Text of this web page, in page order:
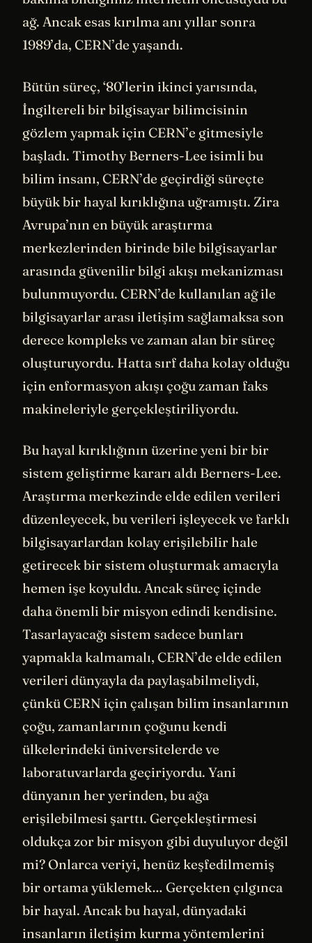
ağ. Ancak esas kırılma anı yıllar sonra
1989’da, CERN’de yaşandı.
Bütün süreç, ‘80’lerin ikinci yarısında,
İngiltereli bir bilgisayar bilimcisinin
gözlem yapmak için CERN’e gitmesiyle
başladı. Timothy Berners-Lee isimli bu
bilim insanı, CERN’de geçirdiği süreçte
büyük bir hayal kırıklığına uğramıştı. Zira
Avrupa’nın en büyük araştırma
merkezlerinden birinde bile bilgisayarlar
arasında güvenilir bilgi akışı mekanizması
bulunmuyordu. CERN’de kullanılan ağ ile
bilgisayarlar arası iletişim sağlamaksa son
derece kompleks ve zaman alan bir süreç
oluşturuyordu. Hatta sırf daha kolay olduğu
için enformasyon akışı çoğu zaman faks
makineleriyle gerçekleştiriliyordu.
Bu hayal kırıklığının üzerine yeni bir bir
sistem geliştirme kararı aldı Berners-Lee.
Araştırma merkezinde elde edilen verileri
düzenleyecek, bu verileri işleyecek ve farklı
bilgisayarlardan kolay erişilebilir hale
getirecek bir sistem oluşturmak amacıyla
hemen işe koyuldu. Ancak süreç içinde
daha önemli bir misyon edindi kendisine.
Tasarlayacağı sistem sadece bunları
yapmakla kalmamalı, CERN’de elde edilen
verileri dünyayla da paylaşabilmeliydi,
çünkü CERN için çalışan bilim insanlarının
çoğu, zamanlarının çoğunu kendi
ülkelerindeki üniversitelerde ve
laboratuvarlarda geçiriyordu. Yani
dünyanın her yerinden, bu ağa
erişilebilmesi şarttı. Gerçekleştirmesi
oldukça zor bir misyon gibi duyuluyor değil
mi? Onlarca veriyi, henüz keşfedilmemiş
bir ortama yüklemek… Gerçekten çılgınca
bir hayal. Ancak bu hayal, dünyadaki
insanların iletişim kurma yöntemlerini